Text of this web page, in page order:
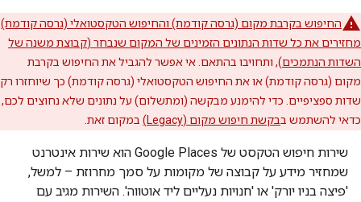
החיפוש בקרבת מקום (גרסה קודמת) והחיפוש הטקסטואלי (גרסה קודמת)
מחזירים את כל שדות הנתונים הזמינים של המקום שנבחר (קבוצת משנה של
השדות הנתמכים), ותחויבו בהתאם. אי אפשר להגביל את החיפוש בקרבת
מקום (גרסה קודמת) או את החיפוש הטקסטואלי (גרסה קודמת) כך שיוחזרו רק
שדות ספציפיים. כדי להימנע מבקשה (ומתשלום) על נתונים שלא נחוצים לכם,
כדאי להשתמש בבקשת חיפוש מקום (Legacy) במקום זאת.
שירות חיפוש הטקסט של Google Places הוא שירות אינטרנט
שמחזיר מידע על קבוצה של מקומות על סמך מחרוזת – למשל,
'פיצה בניו יורק' או 'חנויות נעליים ליד אוטווה'. השירות מגיב עם